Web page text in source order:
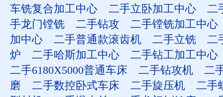
车铣复合加工中心
二手立卧加工中心
二
手龙门镗铣
二手钻攻
二手镗铣加工中心
加中心
二手普通款滚齿机 二手立铣
二
炉
二手哈斯加工中心
二手钻工加工中心
二手6180X5000普通车床
二手钻攻机
二
磨
二手数控卧式车床 二手旋压机
二手